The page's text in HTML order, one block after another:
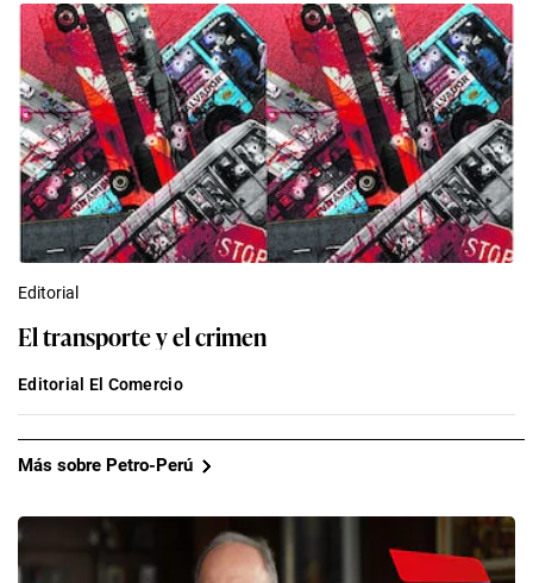
Editorial
El transporte y el crimen
Editorial El Comercio
Más sobre Petro-Perú